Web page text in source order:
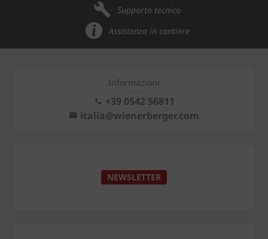
Supporto tecnico
Assistenza in cantiere
Informazioni
+39 0542 56811
italia@wienerberger.com
NEWSLETTER